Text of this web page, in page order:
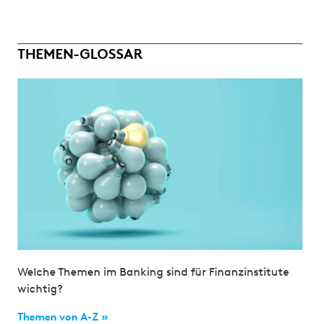
THEMEN-GLOSSAR
Welche Themen im Banking sind für Finanzinstitute
wichtig?
Themen von A-Z »